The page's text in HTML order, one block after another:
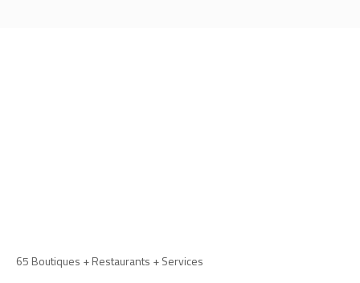
65 Boutiques + Restaurants + Services